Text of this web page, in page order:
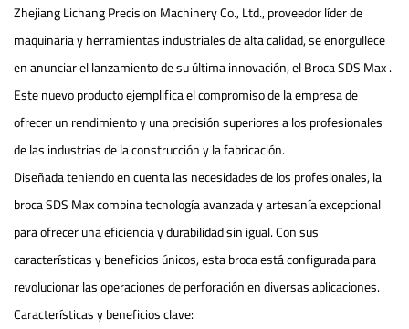
Zhejiang Lichang Precision Machinery Co., Ltd., proveedor líder de
maquinaria y herramientas industriales de alta calidad, se enorgullece
en anunciar el lanzamiento de su última innovación, elBroca SDS Max.
Este nuevo producto ejemplifica el compromiso de la empresa de
ofrecer un rendimiento y una precisión superiores a los profesionales
de las industrias de la construcción y la fabricación.
Diseñada teniendo en cuenta las necesidades de los profesionales, la
broca SDS Max combina tecnología avanzada y artesanía excepcional
para ofrecer una eficiencia y durabilidad sin igual. Con sus
características y beneficios únicos, esta broca está configurada para
revolucionar las operaciones de perforación en diversas aplicaciones.
Características y beneficios clave: